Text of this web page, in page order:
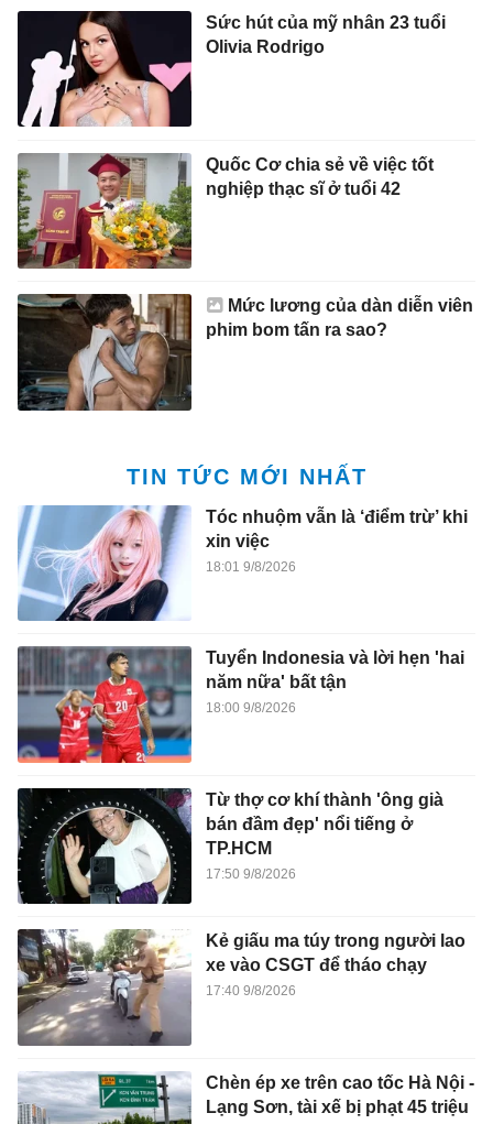
Sức hút của mỹ nhân 23 tuổi
Olivia Rodrigo
Quốc Cơ chia sẻ về việc tốt
nghiệp thạc sĩ ở tuổi 42
Mức lương của dàn diễn viên
phim bom tấn ra sao?
TIN TỨC MỚI NHẤT
Tóc nhuộm vẫn là ‘điểm trừ’ khi
xin việc
18:01 9/8/2026
Tuyển Indonesia và lời hẹn 'hai
năm nữa' bất tận
18:00 9/8/2026
Từ thợ cơ khí thành 'ông già
bán đầm đẹp' nổi tiếng ở
TP.HCM
17:50 9/8/2026
Kẻ giấu ma túy trong người lao
xe vào CSGT để tháo chạy
17:40 9/8/2026
Chèn ép xe trên cao tốc Hà Nội -
Lạng Sơn, tài xế bị phạt 45 triệu